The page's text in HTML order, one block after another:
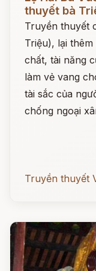
thuyết bà
Truyền thuyết
Triệu), lại
chất, tài năng
làm vẻ vang
tài sắc của
chống ngoại
Truyền thuyết